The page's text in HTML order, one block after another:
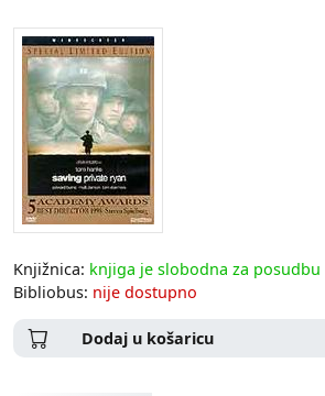
Knjižnica: knjiga je slobodna za posudbu
Bibliobus: nije dostupno
Dodaj u košaricu